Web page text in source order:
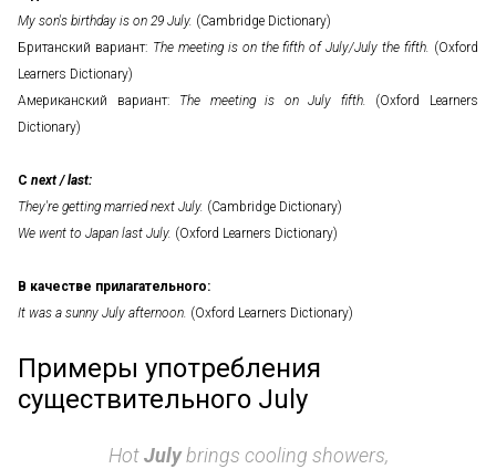
My son's birthday is on 29 July. (Cambridge Dictionary)
Британский вариант: The meeting is on the fifth of July/July the fifth. (Oxford
Learners Dictionary)
Американский вариант: The meeting is on July fifth.
(Oxford Learners
Dictionary)
C next / last:
They're getting married next July. (Cambridge Dictionary)
We went to Japan last July. (Oxford Learners Dictionary)
В качестве прилагательного:
It was a sunny July afternoon. (Oxford Learners Dictionary)
Примеры употребления
существительного July
HotJulybrings cooling showers,